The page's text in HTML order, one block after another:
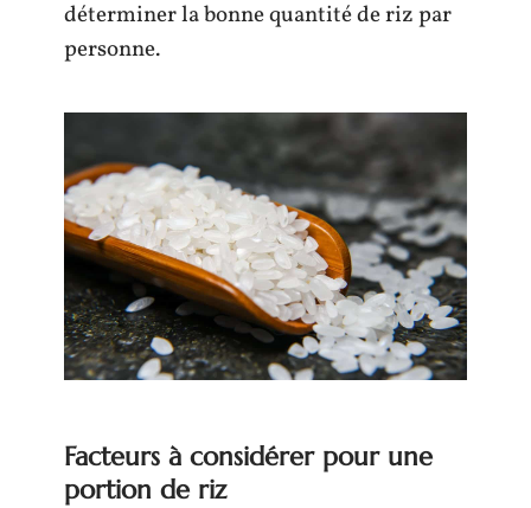
déterminer la bonne quantité de riz par
personne.
Facteurs à considérer pour une
portion de riz